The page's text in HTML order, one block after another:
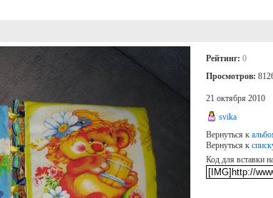
Рейтинг:0
Просмотров:
21 октября 2010
svika
Вернуться к
Вернуться к
Код для вставки